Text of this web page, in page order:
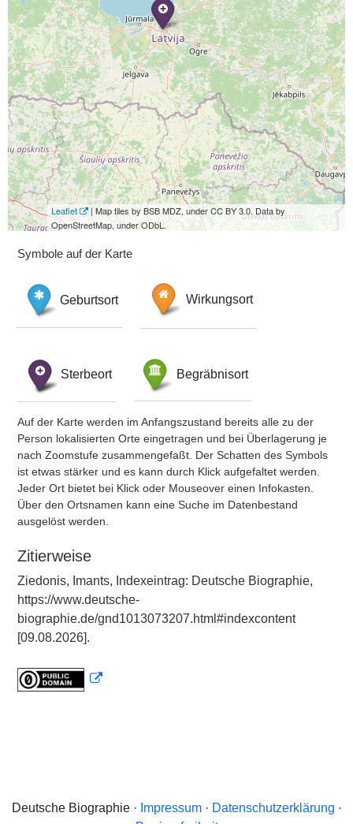
Leaflet
| Map tiles by BSB MDZ, under CC BY 3.0. Data by
OpenStreetMap, under ODbL.
Symbole auf der Karte
Geburtsort Wirkungsort
Sterbeort Begräbnisort
Auf der Karte werden im Anfangszustand bereits alle zu der
Person lokalisierten Orte eingetragen und bei Überlagerung je
nach Zoomstufe zusammengefaßt. Der Schatten des Symbols
ist etwas stärker und es kann durch Klick aufgefaltet werden.
Jeder Ort bietet bei Klick oder Mouseover einen Infokasten.
Über den Ortsnamen kann eine Suche im Datenbestand
ausgelöst werden.
Zitierweise
Ziedonis, Imants, Indexeintrag: Deutsche Biographie,
https://www.deutsche-
biographie.de/gnd1013073207.html#indexcontent
[09.08.2026].
Deutsche Biographie · Impressum· Datenschutzerklärung ·